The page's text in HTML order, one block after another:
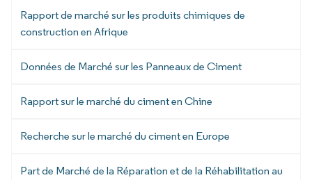
Rapport de marché sur les produits chimiques de
construction en Afrique
Données de Marché sur les Panneaux de Ciment
Rapport sur le marché du ciment en Chine
Recherche sur le marché du ciment en Europe
Part de Marché de la Réparation et de la Réhabilitation au